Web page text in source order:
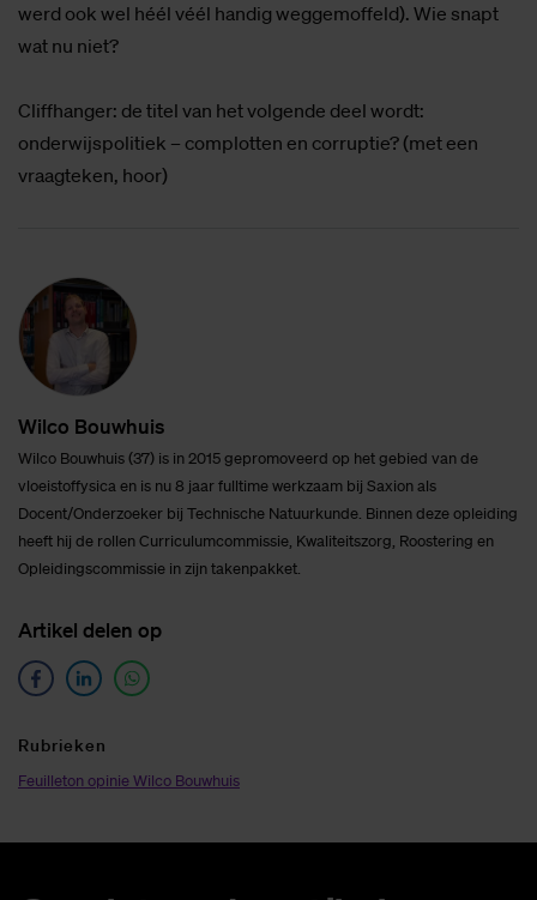
werd ook wel héél véél handig weggemoffeld). Wie snapt
wat nu niet?
Cliffhanger: de titel van het volgende deel wordt:
onderwijspolitiek – complotten en corruptie? (met een
vraagteken, hoor)
Wil­co Bouw­huis
Wilco Bouwhuis (37) is in 2015 gepromoveerd op het gebied van de
vloeistoffysica en is nu 8 jaar fulltime werkzaam bij Saxion als
Docent/Onderzoeker bij Technische Natuurkunde. Binnen deze opleiding
heeft hij de rollen Curriculumcommissie, Kwaliteitszorg, Roostering en
Opleidingscommissie in zijn takenpakket.
Ar­ti­kel de­len op
Ru­brie­ken
Feuilleton opinie Wilco Bouwhuis